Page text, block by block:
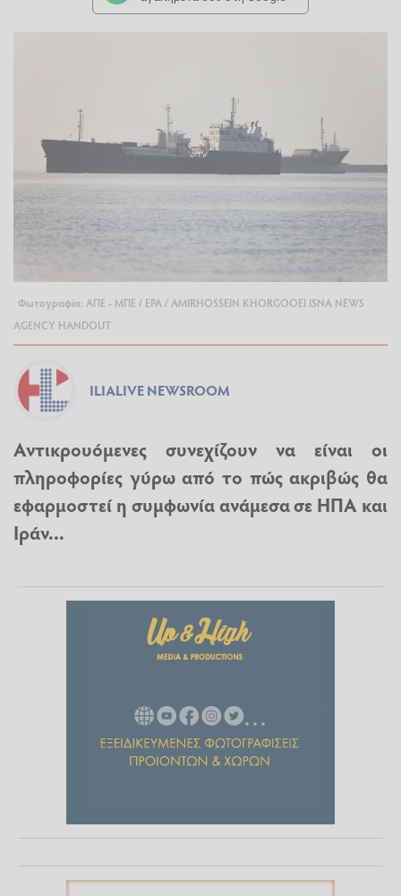
Φωτογραφία: ΑΠΕ - ΜΠΕ / EPA / AMIRHOSSEIN KHORGOOEI ISNA NEWS
AGENCY HANDOUT
ILIALIVE NEWSROOM
Αντικρουόμενες συνεχίζουν να είναι οι
πληροφορίες γύρω από το πώς ακριβώς θα
εφαρμοστεί η συμφωνία ανάμεσα σε ΗΠΑ και
Ιράν...